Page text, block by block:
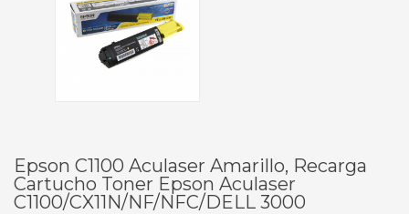
Epson C1100 Aculaser Amarillo, Recarga
Cartucho Toner Epson Aculaser
C1100/CX11N/NF/NFC/DELL 3000